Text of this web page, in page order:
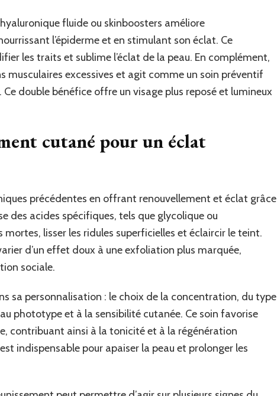
fluide ou skinboosters améliore
l’épiderme et en stimulant son éclat. Ce
les traits et sublime l’éclat de la peau. En complément,
excessives et agit comme un soin préventif
double bénéfice offre un visage plus reposé et lumineux
cutané pour un éclat
précédentes en offrant renouvellement et éclat grâce
des acides spécifiques, tels que glycolique ou
lisser les ridules superficielles et éclaircir le teint.
d’un effet doux à une exfoliation plus marquée,
sociale.
sa personnalisation : le choix de la concentration, du type
phototype et à la sensibilité cutanée. Ce soin favorise
contribuant ainsi à la tonicité et à la régénération
indispensable pour apaiser la peau et prolonger les